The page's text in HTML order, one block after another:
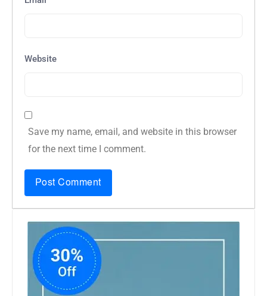
Website
Save my name, email, and website in this browser
for the next time I comment.